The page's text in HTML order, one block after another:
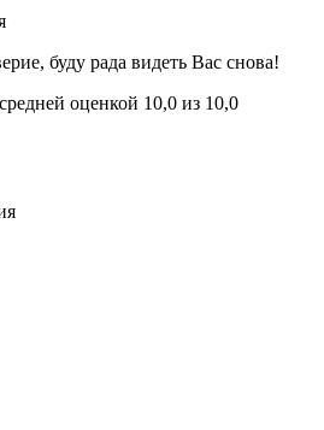
буду рада видеть Вас снова!
оценкой 10,0 из 10,0